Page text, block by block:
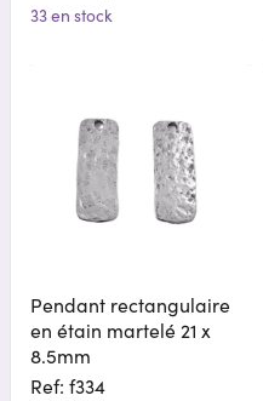
33 en stock
Pendant rectangulaire
en étain martelé 21 x
8.5mm
Ref: f334